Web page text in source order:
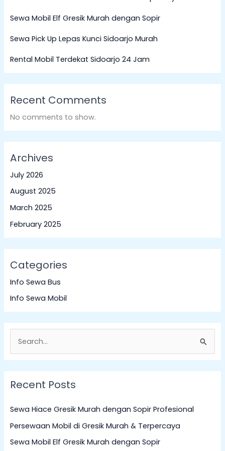
Sewa Mobil Elf Gresik Murah dengan Sopir
Sewa Pick Up Lepas Kunci Sidoarjo Murah
Rental Mobil Terdekat Sidoarjo 24 Jam
Recent Comments
No comments to show.
Archives
July 2026
August 2025
March 2025
February 2025
Categories
Info Sewa Bus
Info Sewa Mobil
e
a
r
f
o
Recent Posts
Sewa Hiace Gresik Murah dengan Sopir Profesional
Persewaan Mobil di Gresik Murah & Terpercaya
Sewa Mobil Elf Gresik Murah dengan Sopir